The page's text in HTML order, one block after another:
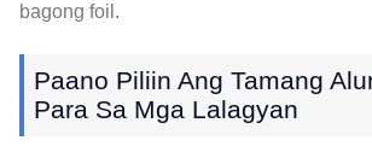
bagong foil.
Paano Piliin Ang Tamang
Para Sa Mga Lalagyan